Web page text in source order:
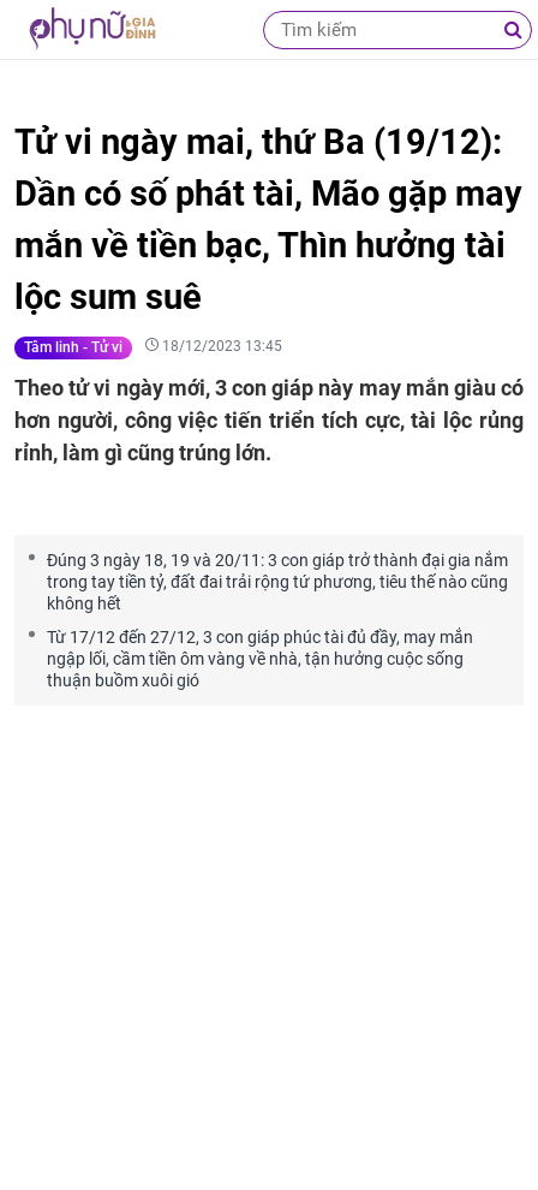
Tử vi ngày mai, thứ Ba (19/12):
Dần có số phát tài, Mão gặp may
mắn về tiền bạc, Thìn hưởng tài
lộc sum suê
Tâm linh - Tử vi 18/12/2023 13:45
Theo tử vi ngày mới, 3 con giáp này may mắn giàu có
hơn người, công việc tiến triển tích cực, tài lộc rủng
rỉnh, làm gì cũng trúng lớn.
Đúng 3 ngày 18, 19 và 20/11: 3 con giáp trở thành đại gia nắm
trong tay tiền tỷ, đất đai trải rộng tứ phương, tiêu thế nào cũng
không hết
Từ 17/12 đến 27/12, 3 con giáp phúc tài đủ đầy, may mắn
ngập lối, cầm tiền ôm vàng về nhà, tận hưởng cuộc sống
thuận buồm xuôi gió